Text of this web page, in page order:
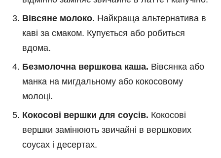
Вівсяне молоко. Найкраща альтернатива в
каві за смаком. Купується або робиться
вдома.
Безмолочна вершкова каша. Вівсянка або
манка на мигдальному або кокосовому
молоці.
Кокосові вершки для соусів. Кокосові
вершки замінюють звичайні в вершкових
соусах і десертах.